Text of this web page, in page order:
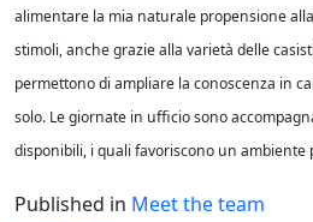
alimentare la mia naturale propensione
stimoli, anche grazie alla varietà delle
permettono di ampliare la conoscenza in
solo. Le giornate in ufficio sono
disponibili, i quali favoriscono un ambiente
Published in Meet the team